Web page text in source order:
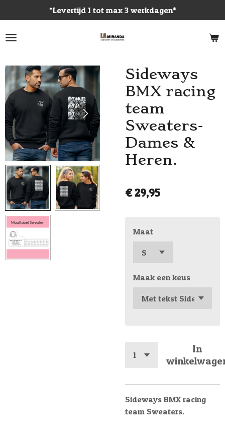
direct
naar
*Levertijd 1 tot max 3 werkdagen*
Sideways
BMX racing
team
Sweaters-
Dames &
Heren.
€ 29,95
Maat
Maak een keus
In
Sideways BMX racing
team Sweaters.